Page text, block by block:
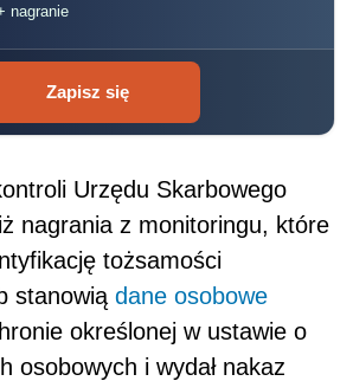
nagranie
Zapisz się
Urzędu Skarbowego
nagrania z monitoringu, które
tożsamości
stanowią dane osobowe
określonej w ustawie o
osobowych i wydał nakaz